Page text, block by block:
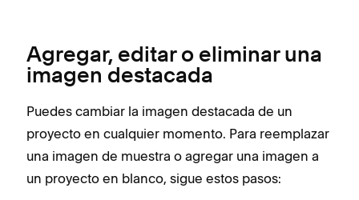
Agregar, editar o eliminar una
imagen destacada
Puedes cambiar la imagen destacada de un
proyecto en cualquier momento. Para reemplazar
una imagen de muestra o agregar una imagen a
un proyecto en blanco, sigue estos pasos: